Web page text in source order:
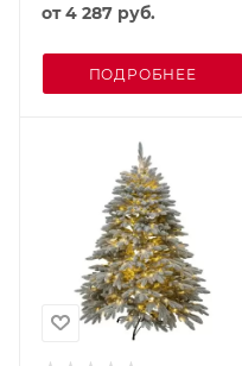
от4 287 руб.
ПОДРОБНЕЕ